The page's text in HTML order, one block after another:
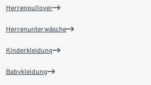
Herrenpullover
Herrenunterwäsche
Kinderkleidung
Babykleidung